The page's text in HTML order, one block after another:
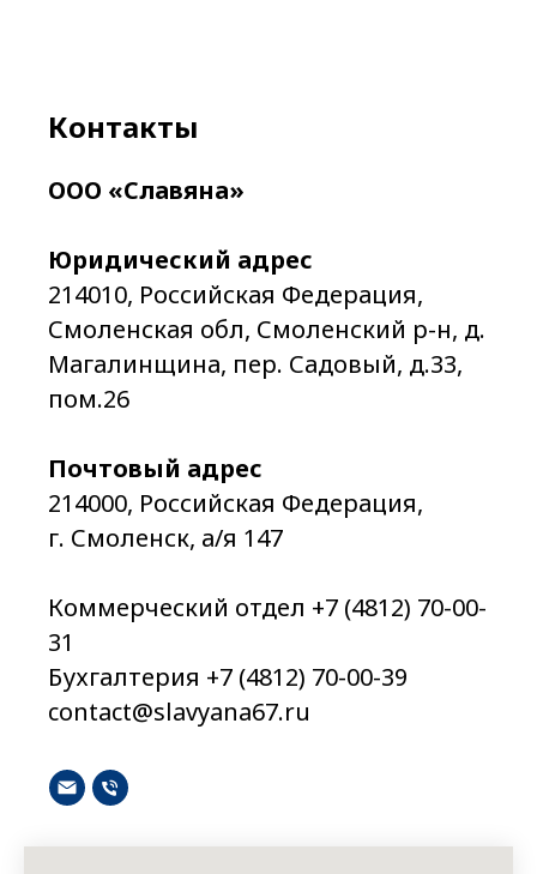
Контакты
ООО «Славяна»
Юридический адрес
214010, Российская Федерация,
Смоленская обл, Смоленский р-н, д.
Магалинщина, пер. Садовый, д.33,
пом.26
Почтовый адрес
214000, Российская Федерация,
г. Смоленск, а/я 147
Коммерческий отдел +7 (4812) 70-00-
31
Бухгалтерия +7 (4812) 70-00-39
contact@slavyana67.ru